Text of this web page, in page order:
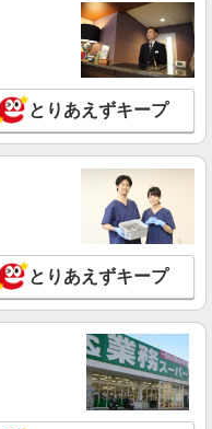
とりあえずキープ
とりあえずキープ